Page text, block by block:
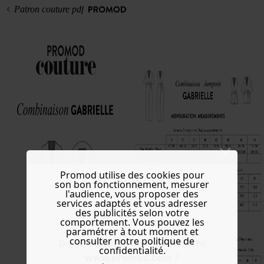
Do you want to be redirected to
www.promod.com ?
Patron couture pdf
Promod utilise des cookies pour
son bon fonctionnement, mesurer
l'audience, vous proposer des
services adaptés et vous adresser
des publicités selon votre
comportement. Vous pouvez les
paramétrer à tout moment et
consulter notre politique de
confidentialité.